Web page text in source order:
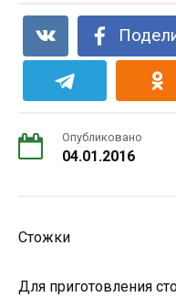
Опубликовано
04.01.2016
Стожки
Для приготовления